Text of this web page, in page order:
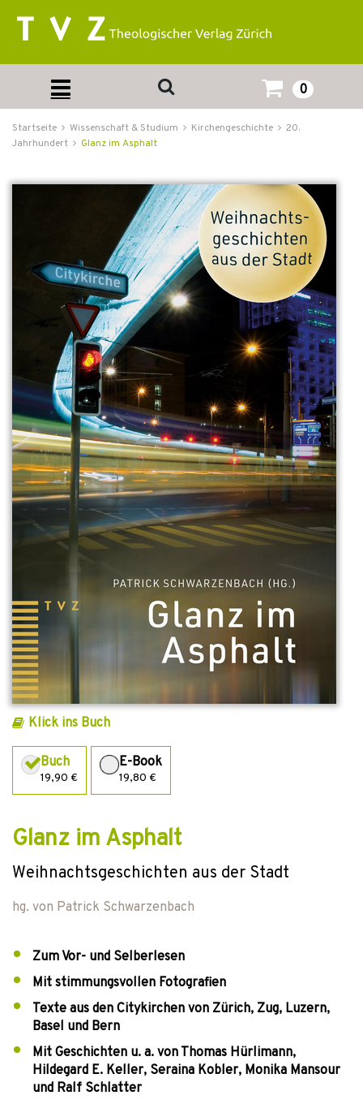
0
Startseite Wissenschaft & Studium Kirchengeschichte
20.
Jahrhundert
Glanz im Asphalt
Klick ins Buch
Buch
19,90 €
E-Book
19,80 €
Glanz im Asphalt
Weihnachtsgeschichten aus der Stadt
hg. von Patrick Schwarzenbach
Zum Vor- und Selberlesen
Mit stimmungsvollen Fotografien
Texte aus den Citykirchen von Zürich, Zug, Luzern,
Basel und Bern
Mit Geschichten u. a. von Thomas Hürlimann,
Hildegard E. Keller, Seraina Kobler, Monika Mansour
und Ralf Schlatter